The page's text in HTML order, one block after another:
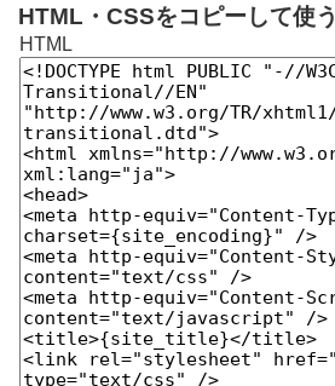
HTML・CSSをコピーして使う
HTML